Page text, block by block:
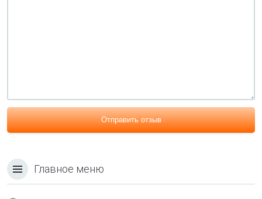
Отправить отзыв
Главное меню